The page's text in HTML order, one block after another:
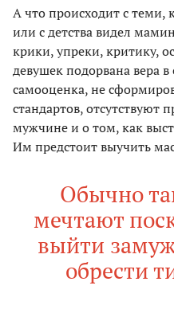
А что происходит с теми,
или с детства видел
крики, упреки, критику,
девушек подорвана вера
самооценка, не
стандартов, отсутствуют
мужчине и о том, как
Им предстоит выучить
Обычно
мечтают
выйти
обрести